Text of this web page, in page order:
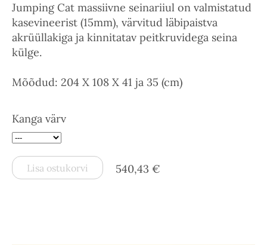
Jumping Cat massiivne seinariiul on valmistatud
kasevineerist (15mm), värvitud läbipaistva
akrüüllakiga ja kinnitatav peitkruvidega seina
külge.
Mõõdud: 204 X 108 X 41 ja 35 (cm)
Kanga värv
Lisa ostukorvi 540,43 €